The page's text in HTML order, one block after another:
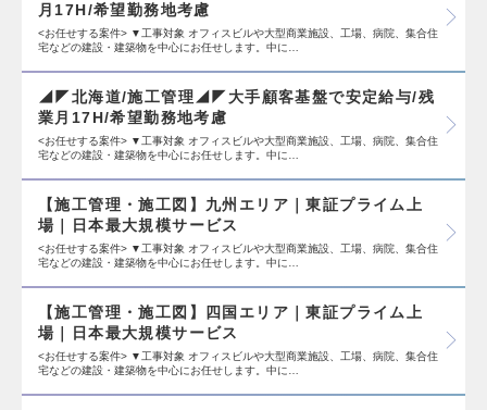
月17H/希望勤務地考慮
<お任せする案件> ▼工事対象 オフィスビルや大型商業施設、工場、病院、集合住
宅などの建設・建築物を中心にお任せします。中に…
◢◤北海道/施工管理◢◤大手顧客基盤で安定給与/残
業月17H/希望勤務地考慮
<お任せする案件> ▼工事対象 オフィスビルや大型商業施設、工場、病院、集合住
宅などの建設・建築物を中心にお任せします。中に…
【施工管理・施工図】九州エリア｜東証プライム上
場｜日本最大規模サービス
<お任せする案件> ▼工事対象 オフィスビルや大型商業施設、工場、病院、集合住
宅などの建設・建築物を中心にお任せします。中に…
【施工管理・施工図】四国エリア｜東証プライム上
場｜日本最大規模サービス
<お任せする案件> ▼工事対象 オフィスビルや大型商業施設、工場、病院、集合住
宅などの建設・建築物を中心にお任せします。中に…